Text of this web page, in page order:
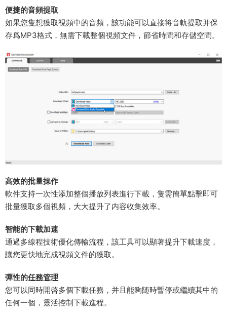
​便捷的音頻提取​
如果您隻想獲取視頻中的音頻，該功能可以直接将音軌提取并保
存爲MP3格式，無需下載整個視頻文件，節省時間和存儲空間。
​高效的批量操作​
軟件支持一次性添加整個播放列表進行下載，隻需簡單點擊即可
批量獲取多個視頻，大大提升了内容收集效率。
​智能的下載加速​
通過多線程技術優化傳輸流程，該工具可以顯著提升下載速度，
讓您更快地完成視頻文件的獲取。
​彈性的任務管理
您可以同時開啓多個下載任務，并且能夠随時暫停或繼續其中的
任何一個，靈活控制下載進程。